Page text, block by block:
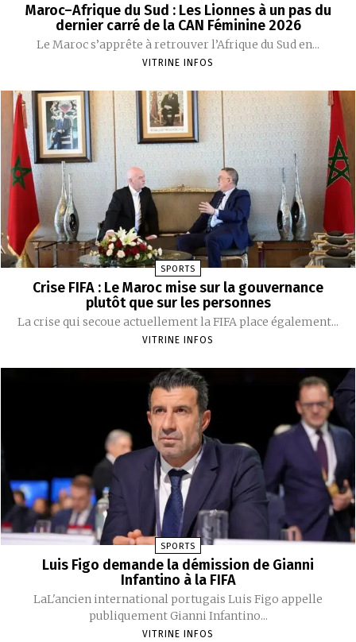
Maroc–Afrique du Sud : Les Lionnes à un pas du
dernier carré de la CAN Féminine 2026
Le Maroc s’apprête à retrouver l’Afrique du Sud en...
VITRINE INFOS
SPORTS
Crise FIFA : Le Maroc mise sur la gouvernance
plutôt que sur les personnes
La crise qui secoue actuellement la FIFA place également...
VITRINE INFOS
SPORTS
Luis Figo demande la démission de Gianni
Infantino à la FIFA
LaL'ancien international portugais Luis Figo appelle
publiquement Gianni Infantino...
VITRINE INFOS